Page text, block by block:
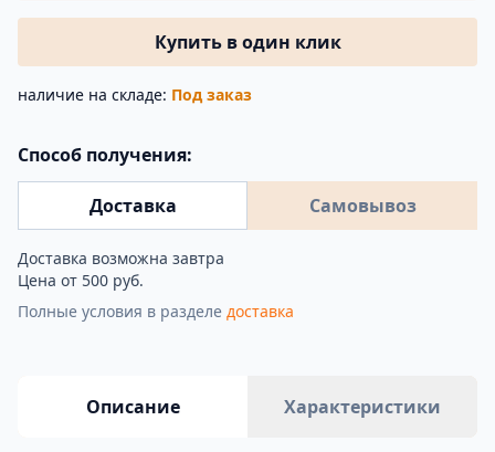
Купить в один клик
наличие на складе: Под заказ
Способ получения:
Доставка Самовывоз
Доставка возможна завтра
Цена от 500 руб.
Полные условия в разделе доставка
Описание Характеристики